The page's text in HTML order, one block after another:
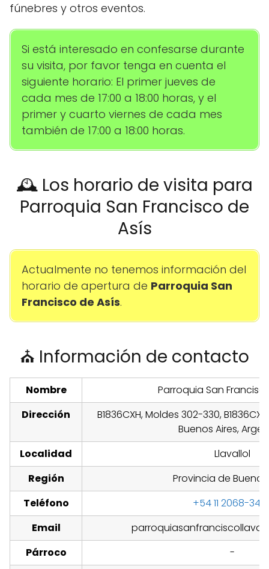
fúnebres y otros eventos.
Si está interesado en confesarse durante
su visita, por favor tenga en cuenta el
siguiente horario: El primer jueves de
cada mes de 17:00 a 18:00 horas, y el
primer y cuarto viernes de cada mes
también de 17:00 a 18:00 horas.
🕰️ Los horario de visita para
Parroquia San Francisco de
Asís
Actualmente no tenemos información del
horario de apertura de Parroquia San
Francisco de Asís.
⛪ Información de contacto
Nombre
Parroquia San
Dirección
B1836CXH, Moldes 302-330,
Buenos Aires,
Localidad
Llavallol
Región
Provincia de Buenos
Teléfono
+54 11 2068-
Email
Párroco
-